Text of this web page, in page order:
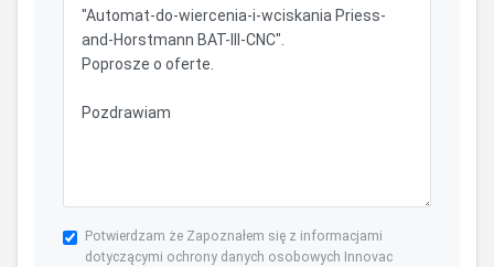
Potwierdzam że Zapoznałem się z informacjami
dotyczącymi ochrony danych osobowych Innovac